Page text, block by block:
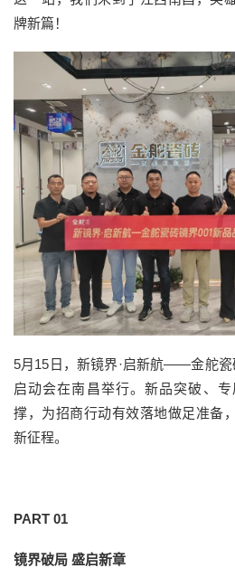
牌新篇！
5月15日，新镜界·启新航——金舵瓷
启动会在南昌举行。新品突破、
撑，为招商行动有效落地做足准备
新征程。
PART 01
镜界破局 盛启新章